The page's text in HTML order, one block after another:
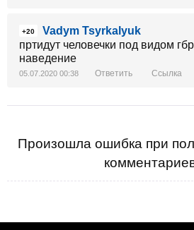
+20
Vadym Tsyrkalyuk
пртидут человечки под видом
наведение
05.07.2020 00:38 Ответить Ссылка
Произошла ошибка при